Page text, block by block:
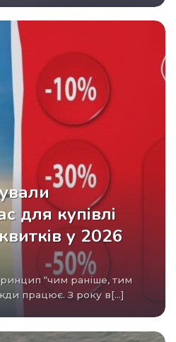
для купівлі
у 2026
працює. З року в[...]